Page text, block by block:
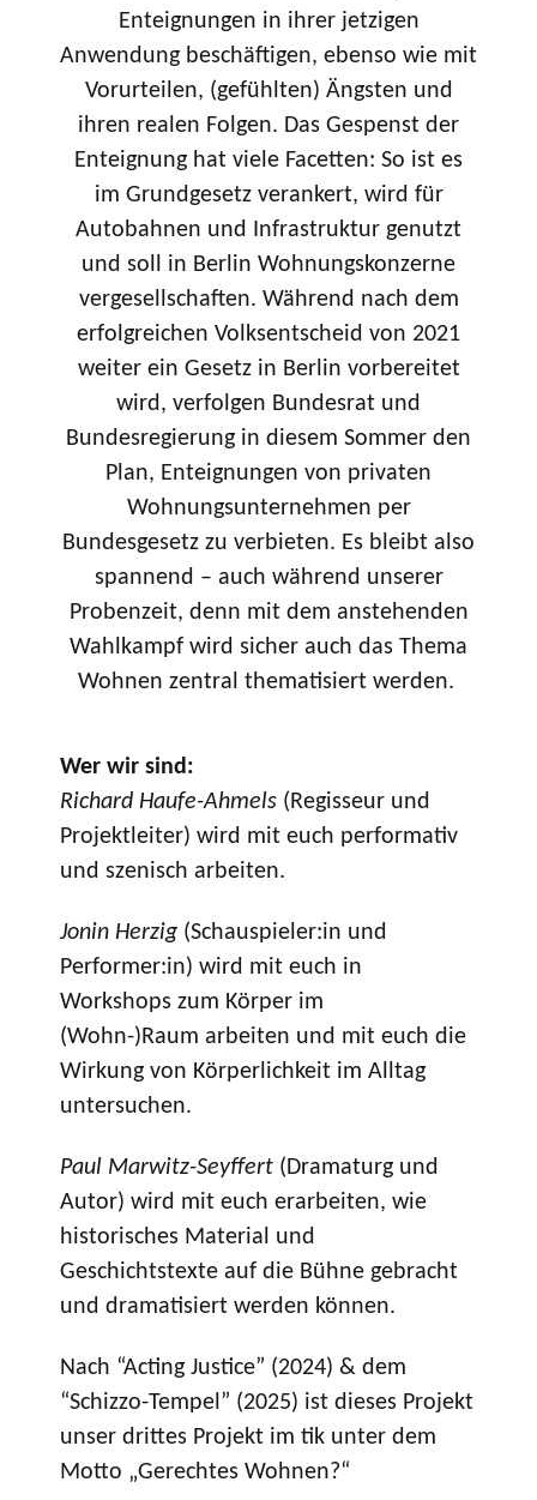
Enteignungen in ihrer jetzigen
Anwendung beschäftigen, ebenso wie mit
Vorurteilen, (gefühlten) Ängsten und
ihren realen Folgen. Das Gespenst der
Enteignung hat viele Facetten: So ist es
im Grundgesetz verankert, wird für
Autobahnen und Infrastruktur genutzt
und soll in Berlin Wohnungskonzerne
vergesellschaften. Während nach dem
erfolgreichen Volksentscheid von 2021
weiter ein Gesetz in Berlin vorbereitet
wird, verfolgen Bundesrat und
Bundesregierung in diesem Sommer den
Plan, Enteignungen von privaten
Wohnungsunternehmen per
Bundesgesetz zu verbieten. Es bleibt also
spannend – auch während unserer
Probenzeit, denn mit dem anstehenden
Wahlkampf wird sicher auch das Thema
Wohnen zentral thematisiert werden.
Wer wir sind:
Richard Haufe-Ahmels (Regisseur und
Projektleiter) wird mit euch performativ
und szenisch arbeiten.
Jonin Herzig (Schauspieler:in und
Performer:in) wird mit euch in
Workshops zum Körper im
(Wohn-)Raum arbeiten und mit euch die
Wirkung von Körperlichkeit im Alltag
untersuchen.
Paul Marwitz-Seyffert (Dramaturg und
Autor) wird mit euch erarbeiten, wie
historisches Material und
Geschichtstexte auf die Bühne gebracht
und dramatisiert werden können.
Nach “Acting Justice” (2024) & dem
“Schizzo-Tempel” (2025) ist dieses Projekt
unser drittes Projekt im tik unter dem
Motto „Gerechtes Wohnen?“